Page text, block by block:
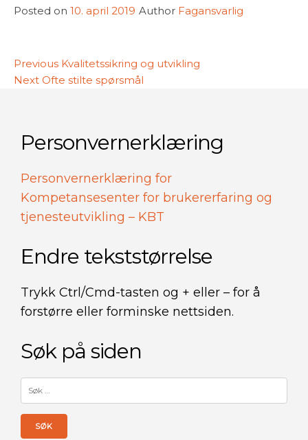
Posted on 10. april 2019 Author Fagansvarlig
Innleggsnavigasjon
Previous Previous
post:
Kvalitetssikring og utvikling
Next Next
Ofte stilte spørsmål
Personvernerklæring
Personvernerklæring for
Kompetansesenter for brukererfaring og
tjenesteutvikling – KBT
Endre tekststørrelse
Trykk Ctrl/Cmd-tasten og + eller – for å
forstørre eller forminske nettsiden.
Søk på siden
etter: